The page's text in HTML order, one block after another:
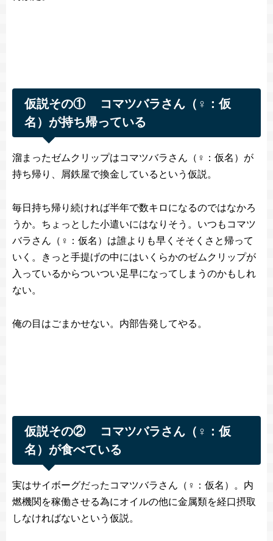
仮説その① コマツバラさん（♀：仮
名）が持ち帰っている
溜まったゼムクリップはコマツバラさん（♀：仮名）が
持ち帰り、屑鉄屋で換金しているという仮説。
毎日持ち帰り続ければ半年で数キロになるのではなかろ
うか。ちょっとした小遣いにはなりそう。いつもコマツ
バラさん（♀：仮名）は誰よりも早くそそくさと帰って
いく。きっと手提げの中にはいくらかのゼムクリップが
入っているからついつい足早になってしまうのかもしれ
ない。
俺の目はごまかせない。内部告発してやる。
仮説その② コマツバラさん（♀：仮
名）が食べている
実はサイボーグだったコマツバラさん（♀：仮名）。内
燃機関を稼働させる為にオイルの他に金属類を経口摂取
しなければないという仮説。